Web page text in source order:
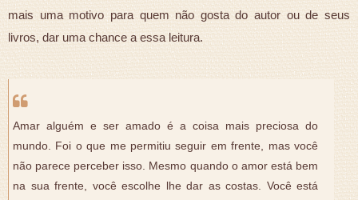
mais uma motivo para quem não gosta do autor ou de seus
livros, dar uma chance a essa leitura.
Amar alguém e ser amado é a coisa mais preciosa do
mundo. Foi o que me permitiu seguir em frente, mas você
não parece perceber isso. Mesmo quando o amor está bem
na sua frente, você escolhe lhe dar as costas. Você está